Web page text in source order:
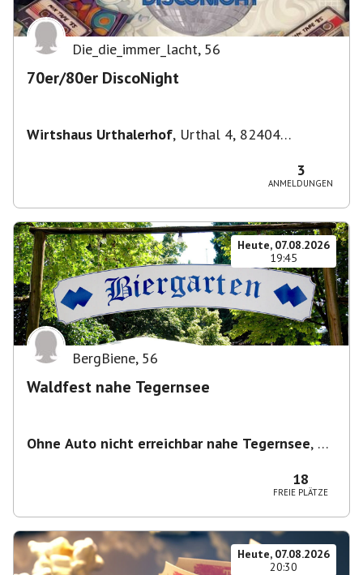
Die_die_immer_lacht, 56
70er/80er DiscoNight
Wirtshaus Urthalerhof, Urthal 4, 82404
3
ANMELDUNGEN
Heute, 07.08.2026
19:45
BergBiene, 56
Waldfest nahe Tegernsee
Ohne Auto nicht erreichbar nahe Tegernsee, 1
18
FREIE PLÄTZE
Heute, 07.08.2026
20:30